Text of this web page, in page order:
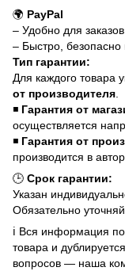
🌍 PayPal
– Удобно для
– Быстро, безопасно
Тип гарантии:
Для каждого товара
от производителя
◾ Гарантия от
осуществляется
◾ Гарантия от
производится в
🕒 Срок гарантии:
Указан
Обязательно
ℹ️ Вся информация по
товара и
вопросов — наша